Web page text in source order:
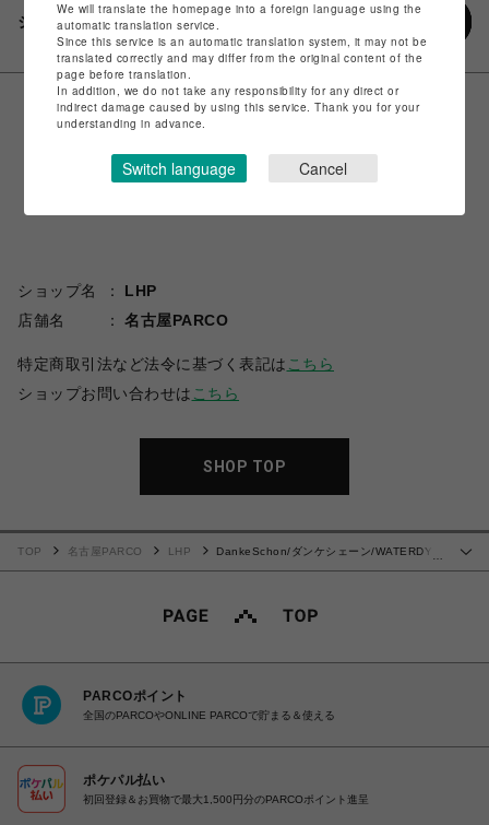
シェアする
ショップ名
LHP
店舗名
名古屋PARCO
特定商取引法など法令に基づく表記は こちら
ショップお問い合わせは こちら
SHOP TOP
…
TOP 名古屋PARCO LHP
DankeSchon/ダンケシェーン/WATERDYE
PARCOポイント
全国のPARCOやONLINE PARCOで貯まる＆使える
ポケパル払い
初回登録＆お買物で最大1,500円分のPARCOポイント進呈
We will translate the homepage into a foreign language using the
automatic translation service.
Since this service is an automatic translation system, it may not be
translated correctly and may differ from the original content of the
page before translation.
In addition, we do not take any responsibility for any direct or
indirect damage caused by using this service. Thank you for your
understanding in advance.
Switch language Cancel